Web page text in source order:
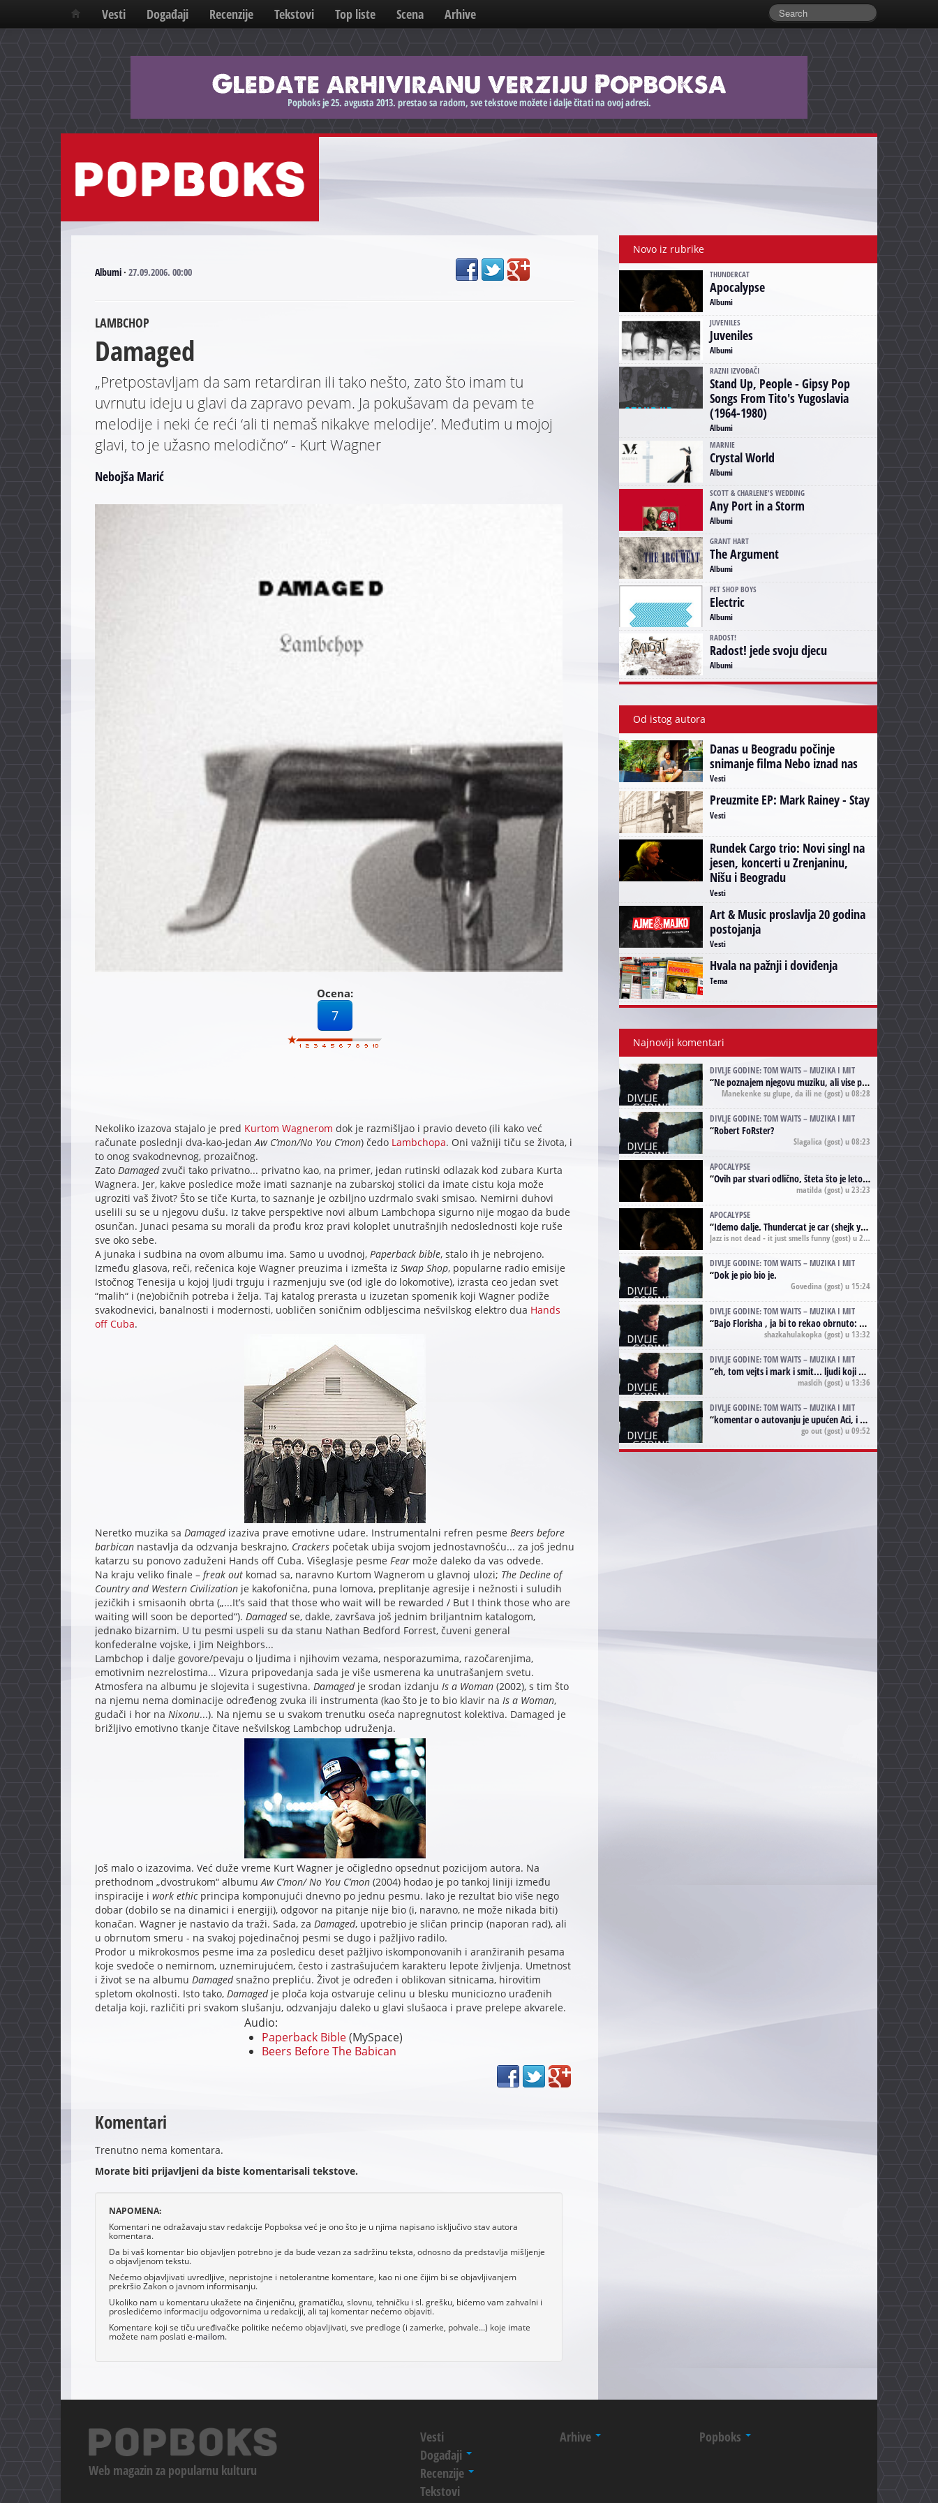
Vesti Događaji Recenzije Tekstovi Top liste Scena Arhive
Albumi· 27.09.2006. 00:00
LAMBCHOP
Damaged
„Pretpostavljam da sam retardiran ili tako nešto, zato što imam tu
uvrnutu ideju u glavi da zapravo pevam. Ja pokušavam da pevam te
melodije i neki će reći ‘ali ti nemaš nikakve melodije’. Međutim u mojoj
glavi, to je užasno melodično“ - Kurt Wagner
Nebojša Marić
Ocena:
7
Nekoliko izazova stajalo je pred Kurtom Wagnerom dok je razmišljao i pravio deveto (ili kako već
računate poslednji dva-kao-jedanAw C’mon/No You C’mon) čedo Lambchopa. Oni važniji tiču se života, i
to onog svakodnevnog, prozaičnog.
Zato Damagedzvuči tako privatno... privatno kao, na primer, jedan rutinski odlazak kod zubara Kurta
Wagnera. Jer, kakve posledice može imati saznanje na zubarskoj stolici da imate cistu koja može
ugroziti vaš život? Što se tiče Kurta, to saznanje je ozbiljno uzdrmalo svaki smisao. Nemirni duhovi
uselili su se u njegovu dušu. Iz takve perspektive novi album Lambchopa sigurno nije mogao da bude
osunčan. Junaci pesama su morali da prođu kroz pravi koloplet unutrašnjih nedoslednosti koje ruše
sve oko sebe.
A junaka i sudbina na ovom albumu ima. Samo u uvodnoj, Paperback bible, stalo ih je nebrojeno.
Između glasova, reči, rečenica koje Wagner preuzima i izmešta iz Swap Shop, popularne radio emisije
Istočnog Tenesija u kojoj ljudi trguju i razmenjuju sve (od igle do lokomotive), izrasta ceo jedan svet
“malih“ i (ne)običnih potreba i želja. Taj katalog prerasta u izuzetan spomenik koji Wagner podiže
svakodnevici, banalnosti i modernosti, uobličen soničnim odbljescima nešvilskog elektro dua Hands
off Cuba.
Neretko muzika sa Damagedizaziva prave emotivne udare. Instrumentalni refren pesme Beers before
barbicannastavlja da odzvanja beskrajno, Crackerspočetak ubija svojom jednostavnošću... za još jednu
katarzu su ponovo zaduženi Hands off Cuba. Višeglasje pesme Fearmože daleko da vas odvede.
Na kraju veliko finale – freak outkomad sa, naravno Kurtom Wagnerom u glavnoj ulozi; The Decline of
Country and Western Civilizationje kakofonična, puna lomova, preplitanje agresije i nežnosti i suludih
jezičkih i smisaonih obrta („...It’s said that those who wait will be rewarded / But I think those who are
waiting will soon be deported“). Damagedse, dakle, završava još jednim briljantnim katalogom,
jednako bizarnim. U tu pesmi uspeli su da stanu Nathan Bedford Forrest, čuveni general
konfederalne vojske, i Jim Neighbors...
Lambchop i dalje govore/pevaju o ljudima i njihovim vezama, nesporazumima, razočarenjima,
emotivnim nezrelostima... Vizura pripovedanja sada je više usmerena ka unutrašanjem svetu.
Atmosfera na albumu je slojevita i sugestivna. Damagedje srodan izdanju Is a Woman(2002), s tim što
na njemu nema dominacije određenog zvuka ili instrumenta (kao što je to bio klavir na Is a Woman,
gudači i hor na Nixonu...). Na njemu se u svakom trenutku oseća napregnutost kolektiva. Damaged je
brižljivo emotivno tkanje čitave nešvilskog Lambchop udruženja.
Još malo o izazovima. Već duže vreme Kurt Wagner je očigledno opsednut pozicijom autora. Na
prethodnom „dvostrukom“ albumuAw C’mon/ No You C’mon(2004) hodao je po tankoj liniji između
inspiracije i work ethicprincipa komponujući dnevno po jednu pesmu. Iako je rezultat bio više nego
dobar (dobilo se na dinamici i energiji), odgovor na pitanje nije bio (i, naravno, ne može nikada biti)
konačan. Wagner je nastavio da traži. Sada, za Damaged, upotrebio je sličan princip (naporan rad), ali
u obrnutom smeru - na svakoj pojedinačnoj pesmi se dugo i pažljivo radilo.
Prodor u mikrokosmos pesme ima za posledicu deset pažljivo iskomponovanih i aranžiranih pesama
koje svedoče o nemirnom, uznemirujućem, često i zastrašujućem karakteru lepote življenja. Umetnost
i život se na albumu Damagedsnažno prepliću. Život je određen i oblikovan sitnicama, hirovitim
spletom okolnosti. Isto tako, Damagedje ploča koja ostvaruje celinu u blesku municiozno urađenih
detalja koji, različiti pri svakom slušanju, odzvanjaju daleko u glavi slušaoca i prave prelepe akvarele.
Audio:
Paperback Bible(MySpace)
Beers Before The Babican
Komentari
Trenutno nema komentara.
Morate biti prijavljeni da biste komentarisali tekstove.
NAPOMENA:
Komentari ne odražavaju stav redakcije Popboksa već je ono što je u njima napisano isključivo stav autora
komentara.
Da bi vaš komentar bio objavljen potrebno je da bude vezan za sadržinu teksta, odnosno da predstavlja mišljenje
o objavljenom tekstu.
Nećemo objavljivati uvredljive, nepristojne i netolerantne komentare, kao ni one čijim bi se objavljivanjem
prekršio Zakon o javnom informisanju.
Ukoliko nam u komentaru ukažete na činjeničnu, gramatičku, slovnu, tehničku i sl. grešku, bićemo vam zahvalni i
prosledićemo informaciju odgovornima u redakciji, ali taj komentar nećemo objaviti.
Komentare koji se tiču uređivačke politike nećemo objavljivati, sve predloge (i zamerke, pohvale...) koje imate
možete nam poslati e-mailom.
Novo iz rubrike
THUNDERCAT
Apocalypse
Albumi
JUVENILES
Juveniles
Albumi
RAZNI IZVOĐAČI
Stand Up, People - Gipsy Pop
Songs From Tito's Yugoslavia
(1964-1980)
Albumi
MARNIE
Crystal World
Albumi
SCOTT & CHARLENE'S WEDDING
Any Port in a Storm
Albumi
GRANT HART
The Argument
Albumi
PET SHOP BOYS
Electric
Albumi
RADOST!
Radost! jede svoju djecu
Albumi
Od istog autora
Danas u Beogradu počinje
snimanje filma Nebo iznad nas
Vesti
Preuzmite EP: Mark Rainey - Stay
Vesti
Rundek Cargo trio: Novi singl na
jesen, koncerti u Zrenjaninu,
Nišu i Beogradu
Vesti
Art & Music proslavlja 20 godina
postojanja
Vesti
Hvala na pažnji i doviđenja
Tema
Najnoviji komentari
DIVLJE GODINE: TOM WAITS – MUZIKA I MIT
“Ne poznajem njegovu muziku, ali vise puta nego sto sam to zazeleo gledao sam njegove umjetnicke slike na raznim stranama interneta. Te stoga zakljucujem da je Tom Waits Lady Gaga muzike namrstenih, ma
Manekenke su glupe, da ili ne (gost) u 08:28
DIVLJE GODINE: TOM WAITS – MUZIKA I MIT
“Robert FoRster?
Slagalica (gost) u 08:23
APOCALYPSE
“Ovih par stvari odlično, šteta što je leto pri kraju, a kaput koji te vervoatno podseća na pirotski ćilim je iz tradicije Navaho indijanaca ;)
matilda (gost) u 23:23
APOCALYPSE
“Idemo dalje. Thundercat je car (shejk yerbuti )!
Jazz is not dead - it just smells funny(gost) u 20:11
DIVLJE GODINE: TOM WAITS – MUZIKA I MIT
“Dok je pio bio je.
Govedina (gost) u 15:24
DIVLJE GODINE: TOM WAITS – MUZIKA I MIT
“Bajo Florisha , ja bi to rekao obrnuto: Beefheart je za Waitsa, isto sto i Hendrix za Lenny Kravitza
shazkahulakopka (gost) u 13:32
DIVLJE GODINE: TOM WAITS – MUZIKA I MIT
“eh, tom vejts i mark i smit... ljudi koji bi muzici više doprineli da su radili kao vozači tramvaja u gsp-u.
maslcih(gost) u 13:36
DIVLJE GODINE: TOM WAITS – MUZIKA I MIT
“komentar o autovanju je upućen Aci, i odnosi se na ono drugo autovanje...'senzualnost Waitsa' ;)
go out(gost) u 09:52
Web magazin za popularnu kulturu
Vesti
Događaji
Recenzije
Tekstovi
Arhive Popboks